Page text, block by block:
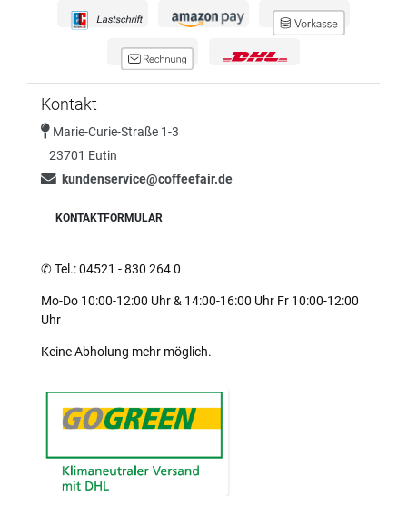
Kontakt
Marie-Curie-Straße 1-3
23701 Eutin
kundenservice@coffeefair.de
KONTAKTFORMULAR
✆Tel.: 04521 - 830 264 0
Mo-Do 10:00-12:00 Uhr & 14:00-16:00 Uhr Fr 10:00-12:00
Uhr
Keine Abholung mehr möglich.